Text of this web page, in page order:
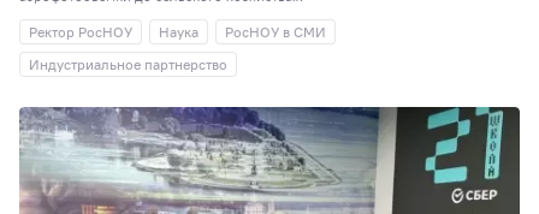
Наноинженерия
Социальная
Ректор РосНОУ
Наука
РосНОУ в СМИ
Индустриальное партнерство